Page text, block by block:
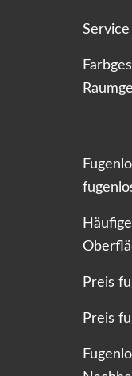
Service
Preis
Preis